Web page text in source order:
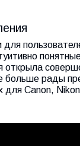
рады
Canon,